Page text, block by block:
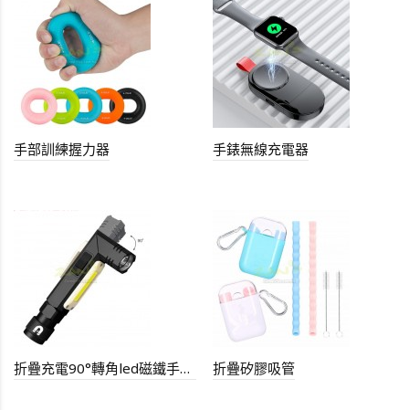
手部訓練握力器 手錶無線充電器
折疊充電90°轉角led磁鐵手電筒 折疊矽膠吸管